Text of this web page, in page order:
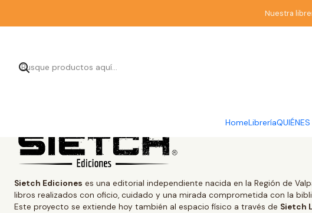
HomeLibrería
Nuestra
Sietch Ediciones es una editorial independiente nacida en la Región de
libros realizados con oficio, cuidado y una mirada comprometida con la
Este proyecto se extiende hoy también al espacio físico a través de Sietch